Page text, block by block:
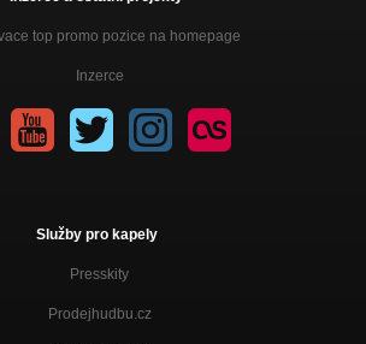
top promo pozice na homepage
Inzerce
Služby pro kapely
Presskity
Prodejhudbu.cz